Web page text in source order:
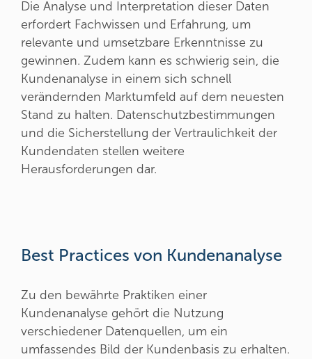
Die Analyse und Interpretation dieser Daten
erfordert Fachwissen und Erfahrung, um
relevante und umsetzbare Erkenntnisse zu
gewinnen. Zudem kann es schwierig sein, die
Kundenanalyse in einem sich schnell
verändernden Marktumfeld auf dem neuesten
Stand zu halten. Datenschutzbestimmungen
und die Sicherstellung der Vertraulichkeit der
Kundendaten stellen weitere
Herausforderungen dar.
Best Practices von Kundenanalyse
Zu den bewährte Praktiken einer
Kundenanalyse gehört die Nutzung
verschiedener Datenquellen, um ein
umfassendes Bild der Kundenbasis zu erhalten.